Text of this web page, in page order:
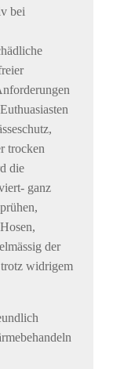
bei
trocken
die
ganz
der
trotz widrigem